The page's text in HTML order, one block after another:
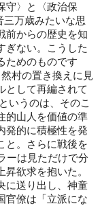
守〉と〈政治保
万歳みたいな思
前からの歴史を知
ぎない。こうした
ためのものです
村の置き換えに見
として再編されて
いうのは、そのこ
的山人を価値の準
発的に積極性を発
と。さらに戦後を
ーは見ただけで分
欲求を抱いた。
に送り出し、神童
官僚は「立派にな